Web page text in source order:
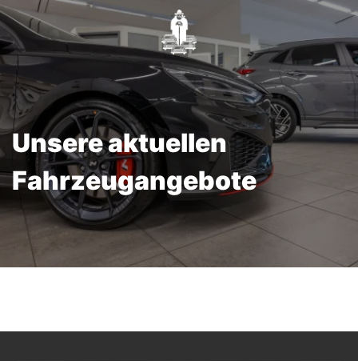
Unsere aktuellen
Fahrzeugangebote